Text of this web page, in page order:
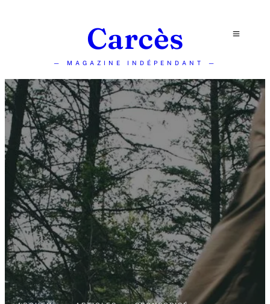
Carcès
— MAGAZINE INDÉPENDANT —